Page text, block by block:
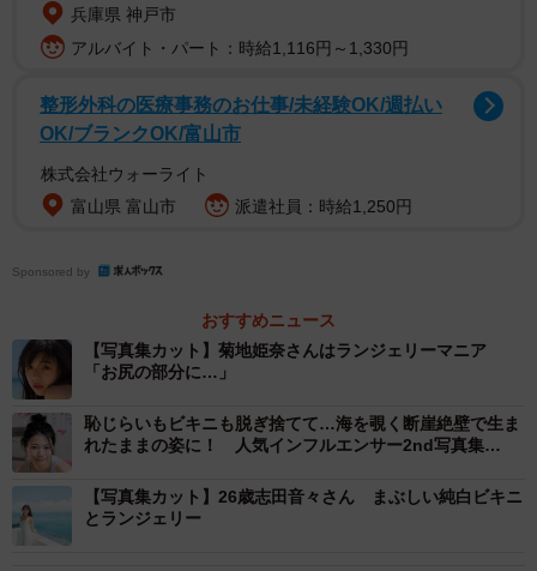
ふれた写真だなと思い選びました。いつものアイドルの私
だったら、ポーズや目線も決め決めなんですが、この写真
す」と語っています。
【伊藤百花さんプロフィル】
21歳 2003年12月6日生まれ 埼玉県出身 T157A型
発売のAKB48の65thシングル『まさかのConfession』の表
題曲選抜メンバーに初選出。趣味：落語、走ること、読
書 特技：激辛料理、バレエ、フルート
兵庫県 神戸市
アルバイト・パート：時給1,116円～1,330円
整形外科の医療事務のお仕事/未経験OK/週払い
OK/ブランクOK/富山市
株式会社ウォーライト
富山県 富山市
派遣社員：時給1,250円
Sponsored by
おすすめニュース
【写真集カット】菊地姫奈さんはランジェリーマニア
「お尻の部分に…」
恥じらいもビキニも脱ぎ捨てて…海を覗く断崖絶壁で生ま
れたままの姿に！ 人気インフルエンサー2nd写真集
【写真集カット】26歳志田音々さん まぶしい純白ビキニ
とランジェリー